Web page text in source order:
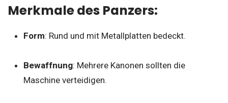
Merkmale des Panzers:
Form: Rund und mit Metallplatten bedeckt.
Bewaffnung: Mehrere Kanonen sollten die
Maschine verteidigen.